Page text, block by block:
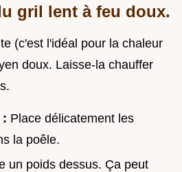
gril lent à feu doux.
(c'est l'idéal pour la chaleur
doux. Laisse-la chauffer
: Place délicatement les
la poêle.
un poids dessus. Ça peut